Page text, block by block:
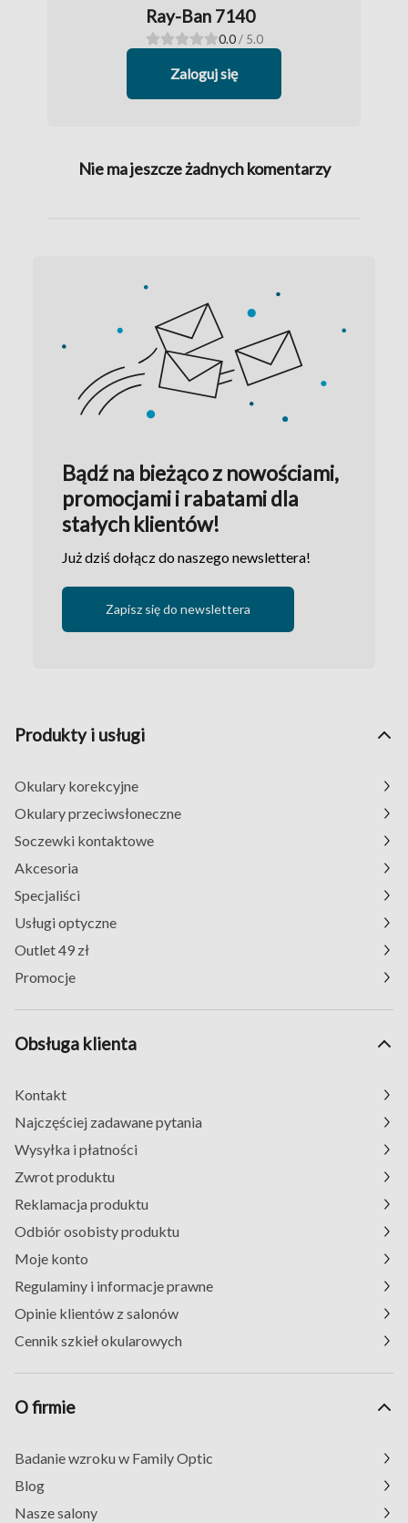
Ray-Ban 7140
0.0/ 5.0
Zaloguj się
Nie ma jeszcze żadnych komentarzy
Bądź na bieżąco z nowościami,
promocjami i rabatami dla
stałych klientów!
Już dziś dołącz do naszego newslettera!
Zapisz się do newslettera
Produkty i usługi
Okulary korekcyjne
Okulary przeciwsłoneczne
Soczewki kontaktowe
Akcesoria
Specjaliści
Usługi optyczne
Outlet 49 zł
Promocje
Obsługa klienta
Kontakt
Najczęściej zadawane pytania
Wysyłka i płatności
Zwrot produktu
Reklamacja produktu
Odbiór osobisty produktu
Moje konto
Regulaminy i informacje prawne
Opinie klientów z salonów
Cennik szkieł okularowych
O firmie
Badanie wzroku w Family Optic
Blog
Nasze salony